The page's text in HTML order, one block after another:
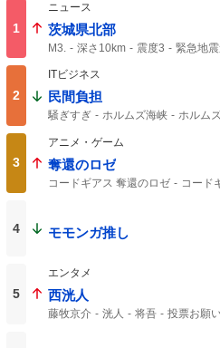
1
ニュース
茨城県北部
M3. 深さ10km 震度3
緊急地
2
ITビジネス
民間負担
騒ぎすぎ ホルムズ海峡 ホルム
3
アニメ・ゲーム
奪還のロゼ
コードギアス 奪還のロゼ コード
4 モモンガ推し
5
エンタメ
西洸人
藤牧京介 洸人 将吾
投票お願